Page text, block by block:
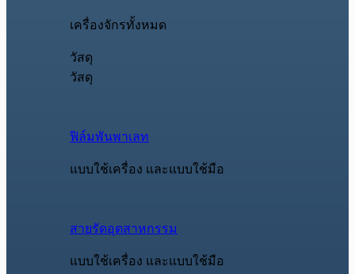
เครื่องจักรทั้งหมด
วัสดุ
วัสดุ
ฟิล์มพันพาเลท
แบบใช้เครื่อง และแบบใช้มือ
สายรัดอุตสาหกรรม
แบบใช้เครื่อง และแบบใช้มือ